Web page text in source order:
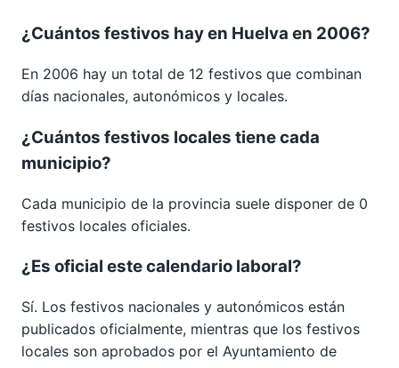
¿Cuántos festivos hay en Huelva en 2006?
En 2006 hay un total de 12 festivos que combinan
días nacionales, autonómicos y locales.
¿Cuántos festivos locales tiene cada
municipio?
Cada municipio de la provincia suele disponer de 0
festivos locales oficiales.
¿Es oficial este calendario laboral?
Sí. Los festivos nacionales y autonómicos están
publicados oficialmente, mientras que los festivos
locales son aprobados por el Ayuntamiento de